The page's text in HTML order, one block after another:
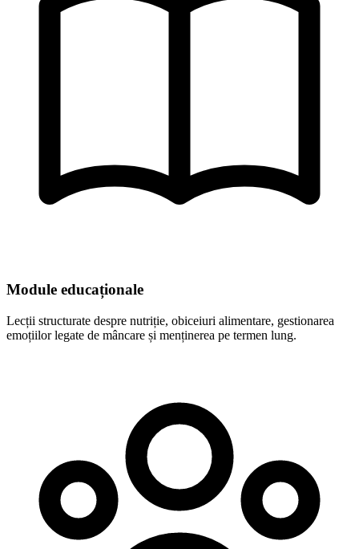
Module educaționale
Lecții structurate despre nutriție, obiceiuri alimentare, gestionarea
emoțiilor legate de mâncare și menținerea pe termen lung.